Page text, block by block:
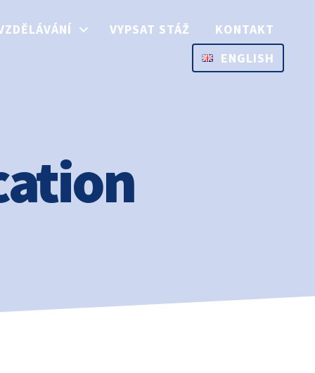
VYPSAT STÁŽ
KONTAKT
ENGLISH